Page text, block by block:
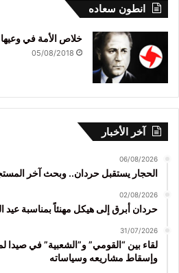
انطون سعاده
خلاص الأمة في وعيها
05/08/2018
آخر الأخبار
06/08/2026
الحجار يستقبل حردان.. وبحث آخر
02/08/2026
حردان أبرق إلى هيكل مهنئاً بمناسبة عيد
31/07/2026
لقاء بين “القومي” و”الشعبية” في صيدا
وإسقاط مشاريعه وسياساته